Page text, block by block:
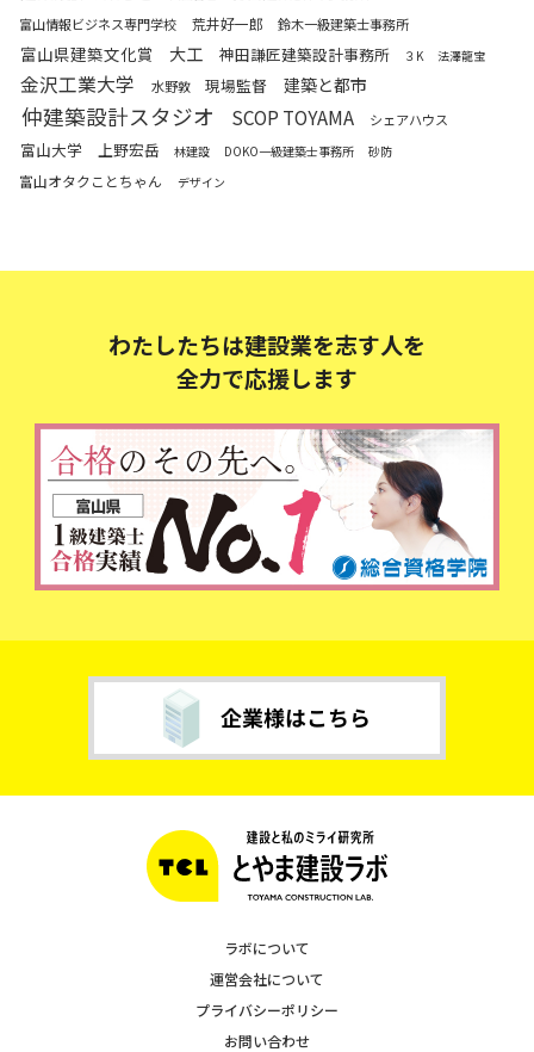
富山情報ビジネス専門学校 荒井好一郎 鈴木一級建築士事務所
富山県建築文化賞 大工 神田謙匠建築設計事務所 ３K 法澤龍宝
金沢工業大学 水野敦 現場監督 建築と都市
仲建築設計スタジオ SCOP TOYAMA シェアハウス
富山大学 上野宏岳 林建設 DOKO一級建築士事務所 砂防
富山オタクことちゃん デザイン
わたしたちは建設業を志す人を
全力で応援します
ラボについて
運営会社について
プライバシーポリシー
お問い合わせ